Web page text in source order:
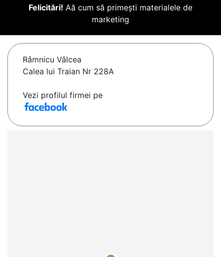
Felicitări! Aă cum să primești materialele de
marketing
Râmnicu Vâlcea
Calea lui Traian Nr 228A
Vezi profilul firmei pe